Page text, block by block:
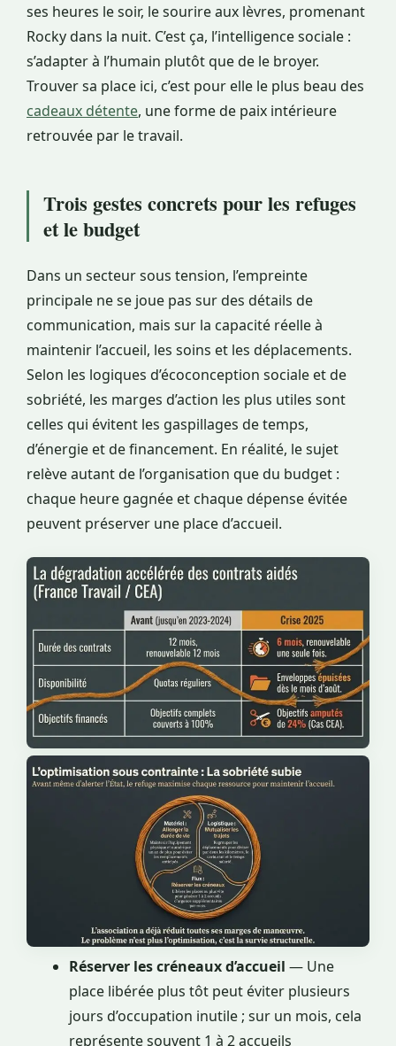
ses heures le soir, le sourire aux lèvres, promenant
Rocky dans la nuit. C’est ça, l’intelligence sociale :
s’adapter à l’humain plutôt que de le broyer.
Trouver sa place ici, c’est pour elle le plus beau des
cadeaux détente, une forme de paix intérieure
retrouvée par le travail.
Trois gestes concrets pour les refuges
et le budget
Dans un secteur sous tension, l’empreinte
principale ne se joue pas sur des détails de
communication, mais sur la capacité réelle à
maintenir l’accueil, les soins et les déplacements.
Selon les logiques d’écoconception sociale et de
sobriété, les marges d’action les plus utiles sont
celles qui évitent les gaspillages de temps,
d’énergie et de financement. En réalité, le sujet
relève autant de l’organisation que du budget :
chaque heure gagnée et chaque dépense évitée
peuvent préserver une place d’accueil.
Réserver les créneaux d’accueil — Une
place libérée plus tôt peut éviter plusieurs
jours d’occupation inutile ; sur un mois, cela
représente souvent 1 à 2 accueils